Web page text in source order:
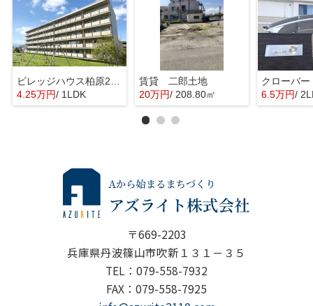
4.25万円/ 1LDK
賃貸 二郎土地
20万円/ 208.80㎡
クローバー
6.5万円/
〒669-2203
兵庫県丹波篠山市吹新１３１－３５
TEL：079-558-7932
FAX：079-558-7925